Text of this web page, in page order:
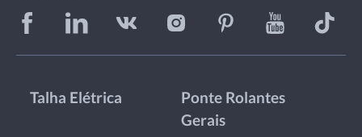
Talha Elétrica
Ponte Rolantes
Gerais